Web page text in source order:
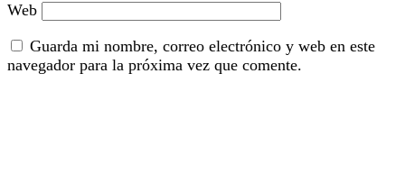
Web
Guarda mi nombre, correo electrónico y web en este
navegador para la próxima vez que comente.